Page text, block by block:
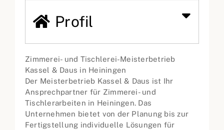
Profil
Zimmerei- und Tischlerei-Meisterbetrieb
Kassel & Daus in Heiningen
Der Meisterbetrieb Kassel & Daus ist Ihr
Ansprechpartner für Zimmerei- und
Tischlerarbeiten in Heiningen. Das
Unternehmen bietet von der Planung bis zur
Fertigstellung individuelle Lösungen für